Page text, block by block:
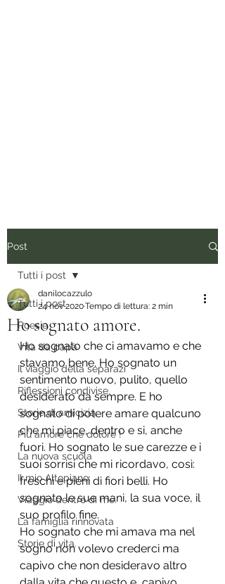
Post
Tutti i post
Poesie
Vita da papà
Il viaggio della separazi
Riflessioni condivise.
Storie di amicizia.
Più amore che dolore !
La nuova scuola
Il mio Altopiano.
Viaggio dentro di me.
La famiglia rinnovata
Storie di vita.
Tutti i post
Ho sognato amore.
danilocazzulo
24 nov 2020Tempo di lettura: 2 min
Ho sognato che ci amavamo e che
stavamo bene. Ho sognato un
sentimento nuovo, pulito, quello
desiderato da sempre. E ho
sognato di potere amare qualcuno
che mi piace, dentro e si, anche
fuori. Ho sognato le sue carezze e i
suoi sorrisi che mi ricordavo, così:
freschi e pieni di fiori belli. Ho
sognato le sue mani, la sua voce, il
suo profilo fine.
Ho sognato che mi amava ma nel
sogno non volevo crederci ma
capivo che non desideravo altro